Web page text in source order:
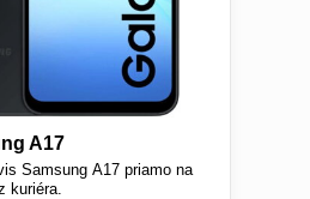
A17
Samsung A17 priamo na
kuriéra.